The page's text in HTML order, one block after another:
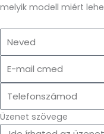
melyik modell miért
Üzenet szövege